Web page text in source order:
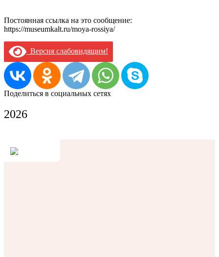
Постоянная ссылка на это сообщение:
https://museumkalt.ru/moya-rossiya/
Версия слабовидящим!
Поделиться в социальных сетях
2026